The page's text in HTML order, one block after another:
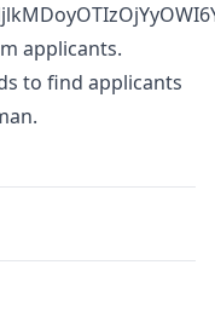
applicants.
to find applicants